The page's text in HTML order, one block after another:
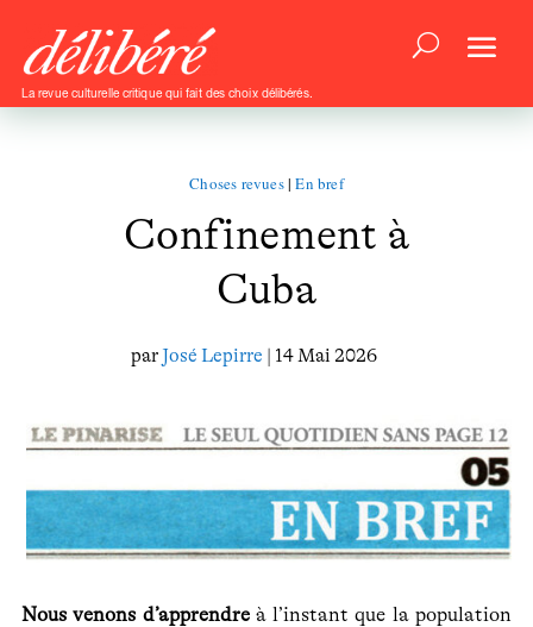
La revue culturelle critique qui fait des choix délibérés.
Choses revues|En bref
Confinement à
Cuba
parJosé Lepirre | 14 Mai 2026
Nous venons d’apprendreà l’instant que la population